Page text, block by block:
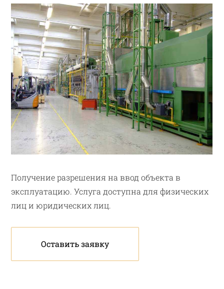
Получение разрешения на ввод объекта в
эксплуатацию. Услуга доступна для физических
лиц и юридических лиц.
Оставить заявку